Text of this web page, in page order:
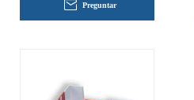
Preguntar